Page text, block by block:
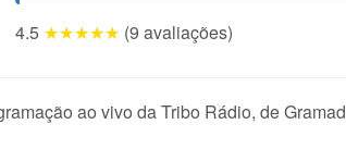
4.5 ★★★★★ (9 avaliações)
ao vivo da Tribo Rádio, de